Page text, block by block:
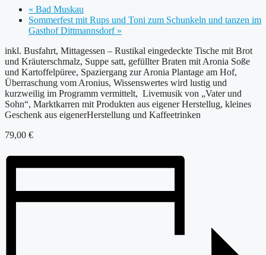
« Bad Muskau
Sommerfest mit Rups und Toni zum Schunkeln und tanzen im
Gasthof Dittmannsdorf »
inkl. Busfahrt, Mittagessen – Rustikal eingedeckte Tische mit Brot
und Kräuterschmalz, Suppe satt, gefüllter Braten mit Aronia Soße
und Kartoffelpüree, Spaziergang zur Aronia Plantage am Hof,
Überraschung vom Aronius, Wissenswertes wird lustig und
kurzweilig im Programm vermittelt, Livemusik von „Vater und
Sohn“, Marktkarren mit Produkten aus eigener Herstellug, kleines
Geschenk aus eigenerHerstellung und Kaffeetrinken
79,00 €